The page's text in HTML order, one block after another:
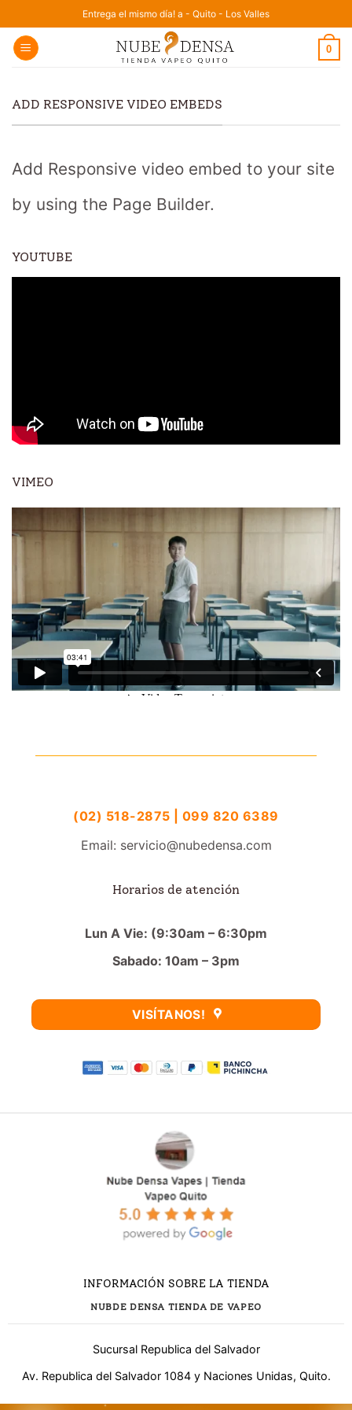
Entrega el mismo día! a - Quito - Los Valles
0
ADD RESPONSIVE VIDEO EMBEDS
Add Responsive video embed to your site
by using the Page Builder.
YOUTUBE
VIMEO
INFORMACIÓN SOBRE LA TIENDA
NUBDE DENSA TIENDA DE VAPEO
Sucursal Republica del Salvador
Av. Republica del Salvador 1084 y Naciones Unidas, Quito.
(02) 518-2875 | 099 820 6389
Email: servicio@nubedensa.com
Horarios de atención
Lun A Vie: (9:30am – 6:30pm
Sabado: 10am – 3pm
VISÍTANOS!